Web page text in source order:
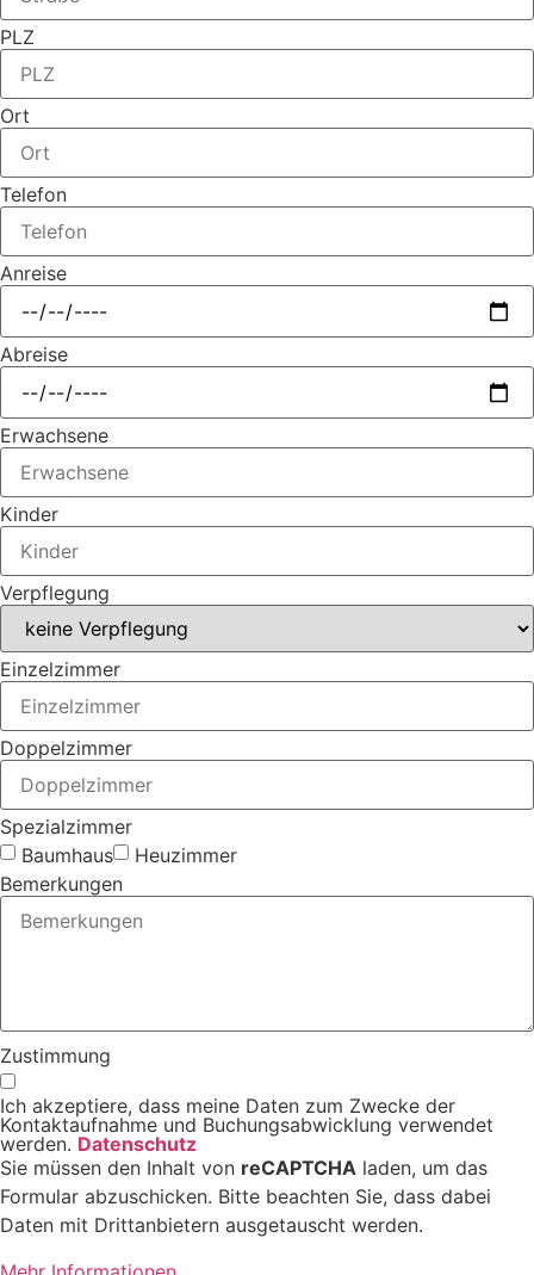
PLZ
Ort
Telefon
Anreise
Abreise
Erwachsene
Kinder
Verpflegung
Einzelzimmer
Doppelzimmer
Spezialzimmer
Baumhaus
Heuzimmer
Bemerkungen
Zustimmung
Ich akzeptiere, dass meine Daten zum Zwecke der
Kontaktaufnahme und Buchungsabwicklung verwendet
werden. Datenschutz
Sie müssen den Inhalt von reCAPTCHA laden, um das
Formular abzuschicken. Bitte beachten Sie, dass dabei
Daten mit Drittanbietern ausgetauscht werden.